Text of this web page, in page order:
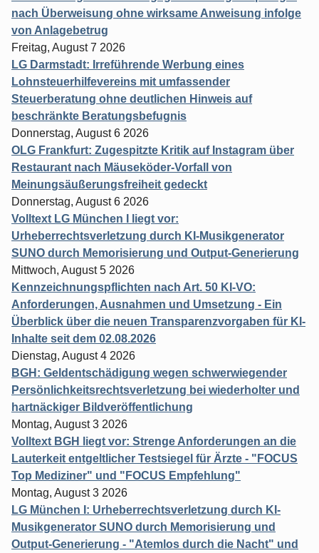
nach Überweisung ohne wirksame Anweisung infolge
von Anlagebetrug
Freitag, August 7 2026
LG Darmstadt: Irreführende Werbung eines
Lohnsteuerhilfevereins mit umfassender
Steuerberatung ohne deutlichen Hinweis auf
beschränkte Beratungsbefugnis
Donnerstag, August 6 2026
OLG Frankfurt: Zugespitzte Kritik auf Instagram über
Restaurant nach Mäuseköder-Vorfall von
Meinungsäußerungsfreiheit gedeckt
Donnerstag, August 6 2026
Volltext LG München I liegt vor:
Urheberrechtsverletzung durch KI-Musikgenerator
SUNO durch Memorisierung und Output-Generierung
Mittwoch, August 5 2026
Kennzeichnungspflichten nach Art. 50 KI-VO:
Anforderungen, Ausnahmen und Umsetzung - Ein
Überblick über die neuen Transparenzvorgaben für KI-
Inhalte seit dem 02.08.2026
Dienstag, August 4 2026
BGH: Geldentschädigung wegen schwerwiegender
Persönlichkeitsrechtsverletzung bei wiederholter und
hartnäckiger Bildveröffentlichung
Montag, August 3 2026
Volltext BGH liegt vor: Strenge Anforderungen an die
Lauterkeit entgeltlicher Testsiegel für Ärzte - "FOCUS
Top Mediziner" und "FOCUS Empfehlung"
Montag, August 3 2026
LG München I: Urheberrechtsverletzung durch KI-
Musikgenerator SUNO durch Memorisierung und
Output-Generierung - "Atemlos durch die Nacht" und